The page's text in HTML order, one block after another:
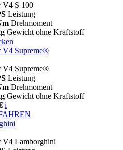
V4 S 100
Leistung
Drehmoment
Gewicht ohne Kraftstoff
V4 Supreme®
V4 Supreme®
Leistung
Drehmoment
Gewicht ohne Kraftstoff
i
V4 Lamborghini